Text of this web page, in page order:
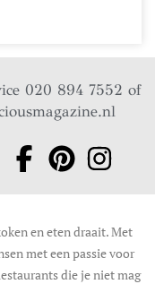
020 894 7552 of
en eten draait. Met
met een passie voor
die je niet mag